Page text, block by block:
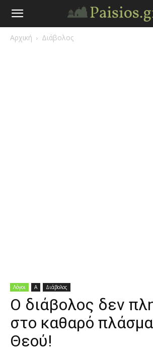
Άγιος
Γέροντας
Αρχική Διάβολος
Λόγοι Α Διάβολος
Ο διάβολος δεν
στο καθαρό
Θεού!